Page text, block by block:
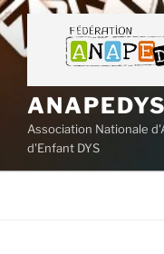
Aller
au
contenu
ANAPEDYS
Association Nationale
d'Enfant DYS